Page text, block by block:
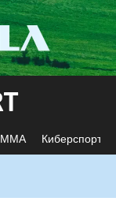
ММА Киберспорт